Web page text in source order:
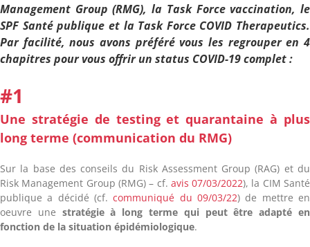
Management Group (RMG), la Task Force vaccination, le
SPF Santé publique et la Task Force COVID Therapeutics.
Par facilité, nous avons préféré vous les regrouper en 4
chapitres pour vous offrir un status COVID-19 complet :
#1
Une stratégie de testing et quarantaine à plus
long terme (communication du RMG)
Sur la base des conseils du Risk Assessment Group (RAG) et du
Risk Management Group (RMG) – cf. avis 07/03/2022), la CIM Santé
publique a décidé (cf.communiqué du 09/03/22) de mettre en
oeuvre une stratégie à long terme qui peut être adapté en
fonction de la situation épidémiologique.